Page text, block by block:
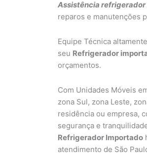
Assistência
reparos e manutenções
Equipe Técnica
seu Refrigerador
orçamentos.
Com Unidades Móveis
zona Sul, zona Leste,
residência ou empresa,
segurança e
Refrigerador Importado
atendimento de São